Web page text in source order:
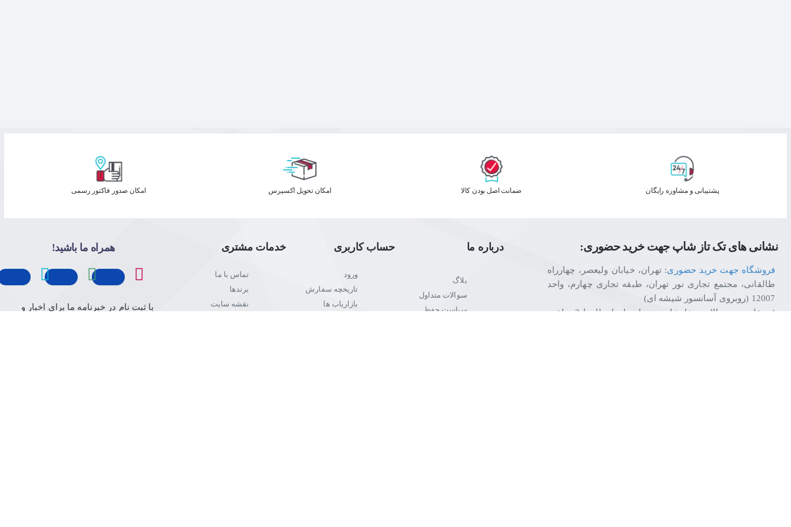
پشتیبانی و مشاوره رایگان ﺿﻤﺎﻧﺖ اﺻﻞ ﺑﻮدن ﮐﺎﻟﺎ اﻣﮑﺎن ﺗﺤﻮﯾﻞ اﮐﺴﭙﺮس امکان صدور فاکتور رسمی
نشانی های تک تاز شاپ جهت خرید حضوری:
فروشگاه جهت خرید حضوری: تهران، خیابان ولیعصر، چهارراه
طالقانی، مجتمع تجاری نور تهران، طبقه تجاری چهارم، واحد
12007 (روبروی آسانسور شیشه ای)
(به علت حجم بالای سفارشات، حتما زمان انتظار تا 2 ساعت
درباره ما
بلاگ
سوالات متداول
سیاست حفظ
حساب کاربری
ورود
تاریخچه سفارش
بازاریاب ها
خدمات مشتری
تماس با ما
برندها
نقشه سایت
همراه ما باشید!
با ثبت نام در خبرنامه ما برای اخبار و